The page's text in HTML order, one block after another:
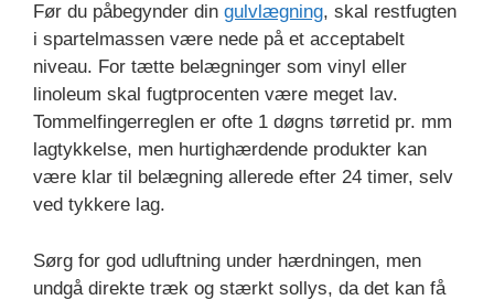
Før du påbegynder din gulvlægning, skal restfugten
i spartelmassen være nede på et acceptabelt
niveau. For tætte belægninger som vinyl eller
linoleum skal fugtprocenten være meget lav.
Tommelfingerreglen er ofte 1 døgns tørretid pr. mm
lagtykkelse, men hurtighærdende produkter kan
være klar til belægning allerede efter 24 timer, selv
ved tykkere lag.
Sørg for god udluftning under hærdningen, men
undgå direkte træk og stærkt sollys, da det kan få